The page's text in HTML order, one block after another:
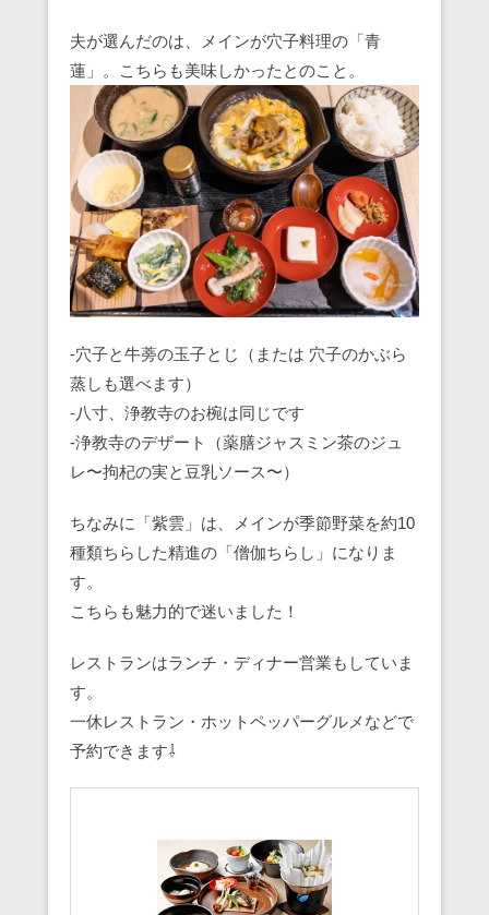
夫が選んだのは、メインが穴子料理の「青
蓮」。こちらも美味しかったとのこと。
-穴子と牛蒡の玉子とじ（または 穴子のかぶら
蒸しも選べます）
-八寸、浄教寺のお椀は同じです
-浄教寺のデザート（薬膳ジャスミン茶のジュ
レ〜拘杞の実と豆乳ソース〜）
ちなみに「紫雲」は、メインが季節野菜を約10
種類ちらした精進の「僧伽ちらし」になりま
す。
こちらも魅力的で迷いました！
レストランはランチ・ディナー営業もしていま
す。
一休レストラン・ホットペッパーグルメなどで
予約できます⇩